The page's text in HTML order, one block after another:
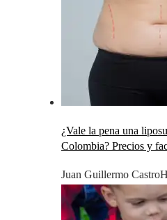
¿Vale la pena una
Colombia? Precios y
Juan Guillermo Castro